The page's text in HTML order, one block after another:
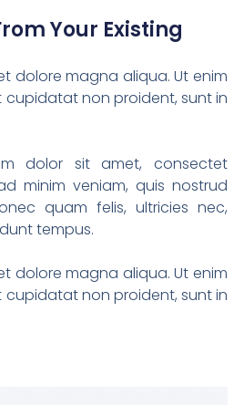
Your Existing
dolore magna aliqua. Ut enim
cupidatat non proident, sunt in
dolor sit amet, consectet
minim veniam, quis nostrud
quam felis, ultricies nec,
tempus.
dolore magna aliqua. Ut enim
cupidatat non proident, sunt in